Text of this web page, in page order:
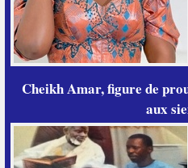
Cheikh Amar, figure de
aux